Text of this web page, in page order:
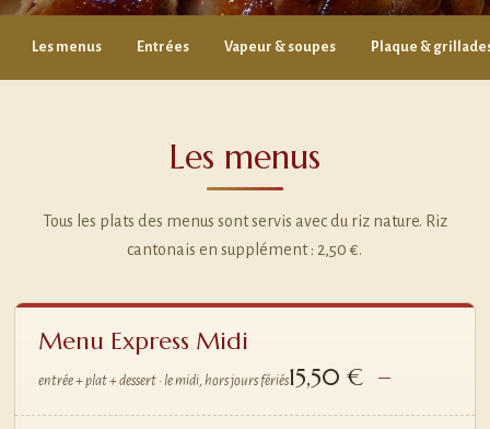
Les menus Entrées Vapeur & soupes Plaque &
Les menus
Tous les plats des menus sont servis avec du riz nature. Riz
cantonais en supplément : 2,50 €.
Menu Express Midi
entrée + plat + dessert · le midi, hors jours fériés15,50 €